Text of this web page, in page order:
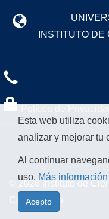
INSTITUTO
© 2026 Instituto de
Computação
Esta web utiliza
analizar y mejorar tu
Al continuar
uso. Más información
Acepto